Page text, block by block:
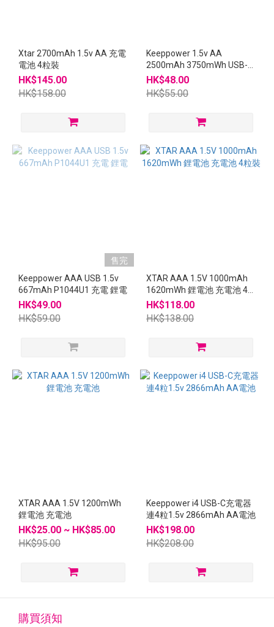
Xtar 2700mAh 1.5v AA 充電
電池 4粒裝
HK$145.00
HK$158.00
Keeppower 1.5v AA
2500mAh 3750mWh USB-C
直充 充電池 鋰電 P1450TC
HK$48.00
HK$55.00
售完
Keeppower AAA USB 1.5v
667mAh P1044U1 充電 鋰電
HK$49.00
HK$59.00
XTAR AAA 1.5V 1000mAh
1620mWh 鋰電池 充電池 4
粒裝
HK$118.00
HK$138.00
XTAR AAA 1.5V 1200mWh
鋰電池 充電池
HK$25.00 ~ HK$85.00
HK$95.00
Keeppower i4 USB-C充電器
連4粒1.5v 2866mAh AA電池
HK$198.00
HK$208.00
購買須知